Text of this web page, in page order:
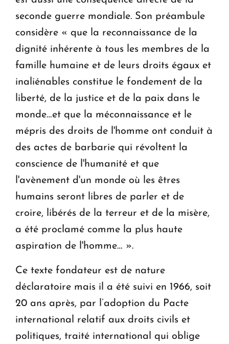
seconde guerre mondiale. Son préambule
considère « que la reconnaissance de la
dignité inhérente à tous les membres de la
famille humaine et de leurs droits égaux et
inaliénables constitue le fondement de la
liberté, de la justice et de la paix dans le
monde…et que la méconnaissance et le
mépris des droits de l'homme ont conduit à
des actes de barbarie qui révoltent la
conscience de l'humanité et que
l'avènement d'un monde où les êtres
humains seront libres de parler et de
croire, libérés de la terreur et de la misère,
a été proclamé comme la plus haute
aspiration de l'homme… ».
Ce texte fondateur est de nature
déclaratoire mais il a été suivi en 1966, soit
20 ans après, par l’adoption du Pacte
international relatif aux droits civils et
politiques, traité international qui oblige